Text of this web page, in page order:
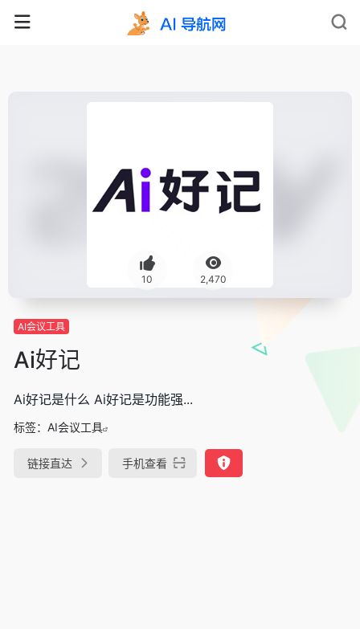
10 2,470
AI会议工具
Ai好记
Ai好记是什么 Ai好记是功能强...
标签： AI会议工具
链接直达 手机查看